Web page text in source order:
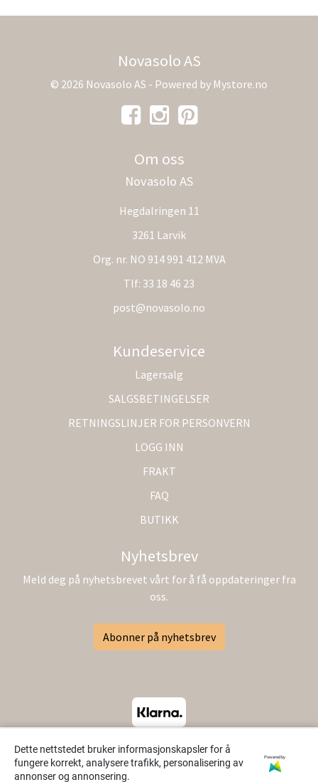
Dette nettstedet bruker informasjonskapsler for å
fungere korrekt, analysere trafikk, personalisering av
annonser og annonsering.
Powered by
Novasolo AS
© 2026 Novasolo AS - Powered by Mystore.no
Om oss
Novasolo AS
Hegdalringen 11
3261 Larvik
Org. nr. NO 914 991 412 MVA
Tlf: 33 18 46 23
post@novasolo.no
Kundeservice
Lagersalg
SALGSBETINGELSER
RETNINGSLINJER FOR PERSONVERN
LOGG INN
FRAKT
FAQ
BUTIKK
Nyhetsbrev
Meld deg på nyhetsbrevet vårt for å få oppdateringer fra
oss.
Abonner på nyhetsbrev